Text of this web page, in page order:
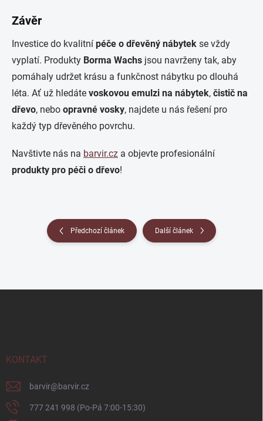
Závěr
Investice do kvalitní péče o dřevěný nábytek se vždy
vyplatí. Produkty Borma Wachs jsou navrženy tak, aby
pomáhaly udržet krásu a funkčnost nábytku po dlouhá
léta. Ať už hledáte voskovou emulzi na nábytek, čistič na
dřevo, nebo opravné vosky, najdete u nás řešení pro
každý typ dřevěného povrchu.
Navštivte nás na barvir.cz a objevte profesionální
produkty pro péči o dřevo!
Předchozí článek Další článek
KONTAKT
barvir@barvir.cz
777 241 998 (Po-Pá 7:00-15:30)